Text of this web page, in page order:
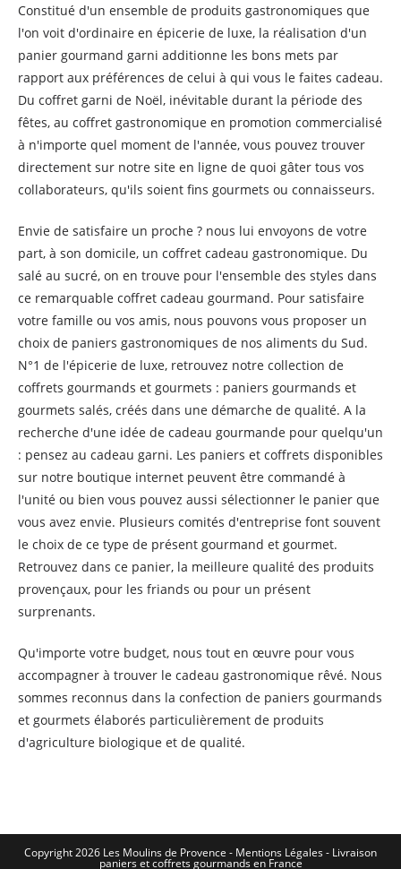
Constitué d'un ensemble de produits gastronomiques que
l'on voit d'ordinaire en épicerie de luxe, la réalisation d'un
panier gourmand garni additionne les bons mets par
rapport aux préférences de celui à qui vous le faites cadeau.
Du coffret garni de Noël, inévitable durant la période des
fêtes, au coffret gastronomique en promotion commercialisé
à n'importe quel moment de l'année, vous pouvez trouver
directement sur notre site en ligne de quoi gâter tous vos
collaborateurs, qu'ils soient fins gourmets ou connaisseurs.
Envie de satisfaire un proche ? nous lui envoyons de votre
part, à son domicile, un coffret cadeau gastronomique. Du
salé au sucré, on en trouve pour l'ensemble des styles dans
ce remarquable coffret cadeau gourmand. Pour satisfaire
votre famille ou vos amis, nous pouvons vous proposer un
choix de paniers gastronomiques de nos aliments du Sud.
N°1 de l'épicerie de luxe, retrouvez notre collection de
coffrets gourmands et gourmets : paniers gourmands et
gourmets salés, créés dans une démarche de qualité. A la
recherche d'une idée de cadeau gourmande pour quelqu'un
: pensez au cadeau garni. Les paniers et coffrets disponibles
sur notre boutique internet peuvent être commandé à
l'unité ou bien vous pouvez aussi sélectionner le panier que
vous avez envie. Plusieurs comités d'entreprise font souvent
le choix de ce type de présent gourmand et gourmet.
Retrouvez dans ce panier, la meilleure qualité des produits
provençaux, pour les friands ou pour un présent
surprenants.
Qu'importe votre budget, nous tout en œuvre pour vous
accompagner à trouver le cadeau gastronomique rêvé. Nous
sommes reconnus dans la confection de paniers gourmands
et gourmets élaborés particulièrement de produits
d'agriculture biologique et de qualité.
Copyright 2026 Les Moulins de Provence - Mentions Légales - Livraison
paniers et coffrets gourmands en France